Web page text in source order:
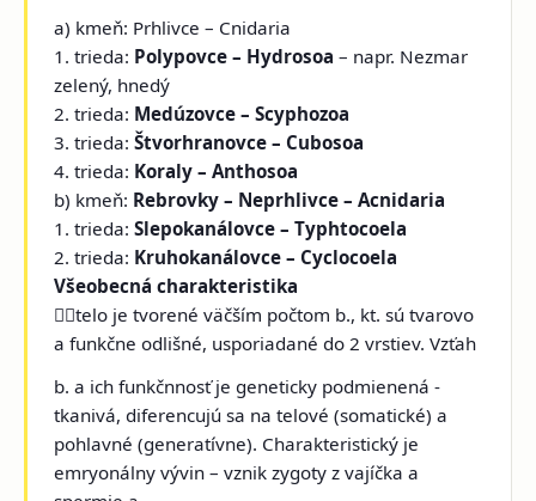
a) kmeň: Prhlivce – Cnidaria
1. trieda: Polypovce – Hydrosoa– napr. Nezmar
zelený, hnedý
2. trieda: Medúzovce – Scyphozoa
3. trieda:Štvorhranovce – Cubosoa
4. trieda: Koraly – Anthosoa
b) kmeň: Rebrovky – Neprhlivce – Acnidaria
1. trieda:Slepokanálovce – Typhtocoela
2. trieda: Kruhokanálovce – Cyclocoela
Všeobecná charakteristika
telo je tvorené väčším počtom b., kt. sú tvarovo
a funkčne odlišné, usporiadané do 2 vrstiev. Vzťah
b. a ich funkčnnosť je geneticky podmienená -
tkanivá, diferencujú sa na telové (somatické) a
pohlavné (generatívne). Charakteristický je
emryonálny vývin – vznik zygoty z vajíčka a